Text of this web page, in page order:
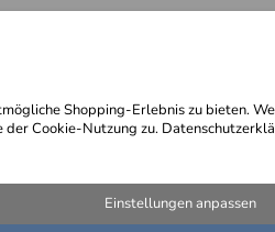
Shopping-Erlebnis zu bieten.
Cookie-Nutzung zu.
Einstellungen anpassen
@